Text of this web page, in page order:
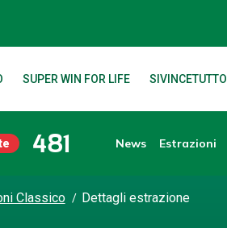
SUPER WIN FOR LIFE SIVINCETUTTO
481 News Estrazioni
Classico Dettagli estrazione